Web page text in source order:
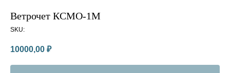
Ветрочет КСМО-1М
SKU:
10000,00 ₽